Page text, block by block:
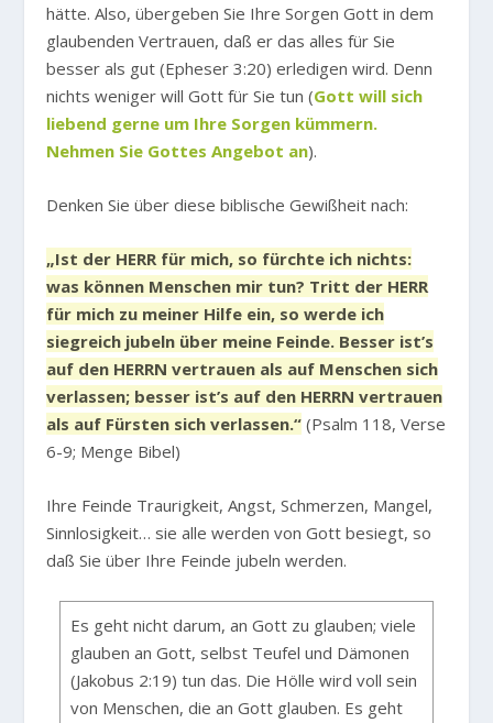
hätte. Also, übergeben Sie Ihre Sorgen Gott in dem
glaubenden Vertrauen, daß er das alles für Sie
besser als gut (Epheser 3:20) erledigen wird. Denn
nichts weniger will Gott für Sie tun (Gott will sich
liebend gerne um Ihre Sorgen kümmern.
Nehmen Sie Gottes Angebot an).
Denken Sie über diese biblische Gewißheit nach:
„Ist der HERR für mich, so fürchte ich nichts:
was können Menschen mir tun? Tritt der HERR
für mich zu meiner Hilfe ein, so werde ich
siegreich jubeln über meine Feinde. Besser ist’s
auf den HERRN vertrauen als auf Menschen sich
verlassen; besser ist’s auf den HERRN vertrauen
als auf Fürsten sich verlassen.“ (Psalm 118, Verse
6-9; Menge Bibel)
Ihre Feinde Traurigkeit, Angst, Schmerzen, Mangel,
Sinnlosigkeit… sie alle werden von Gott besiegt, so
daß Sie über Ihre Feinde jubeln werden.
Es geht nicht darum, an Gott zu glauben; viele
glauben an Gott, selbst Teufel und Dämonen
(Jakobus 2:19) tun das. Die Hölle wird voll sein
von Menschen, die an Gott glauben. Es geht